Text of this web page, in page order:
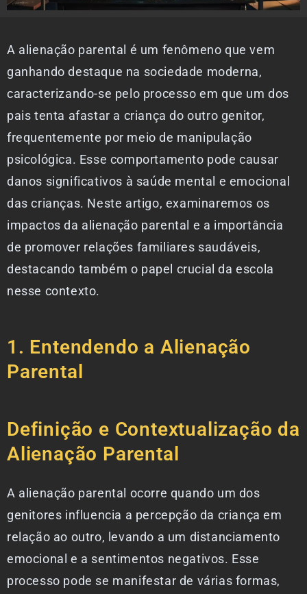
A alienação parental é um fenômeno que vem
ganhando destaque na sociedade moderna,
caracterizando-se pelo processo em que um dos
pais tenta afastar a criança do outro genitor,
frequentemente por meio de manipulação
psicológica. Esse comportamento pode causar
danos significativos à saúde mental e emocional
das crianças. Neste artigo, examinaremos os
impactos da alienação parental e a importância
de promover relações familiares saudáveis,
destacando também o papel crucial da escola
nesse contexto.
1. Entendendo a Alienação
Parental
Definição e Contextualização da
Alienação Parental
A alienação parental ocorre quando um dos
genitores influencia a percepção da criança em
relação ao outro, levando a um distanciamento
emocional e a sentimentos negativos. Esse
processo pode se manifestar de várias formas,